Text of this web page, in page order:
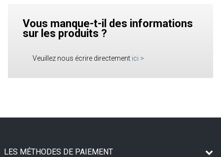
Vous manque-t-il des informations
sur les produits ?
Veuillez nous écrire directement ici >
LES MÉTHODES DE PAIEMENT